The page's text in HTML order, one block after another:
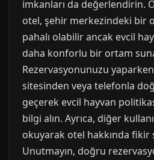
imkanları da değerlendirin.
otel, şehir merkezindeki bir
pahalı olabilir ancak evcil
daha konforlu bir ortam
Rezervasyonunuzu
sitesinden veya telefonla
geçerek evcil hayvan
bilgi alın. Ayrıca, diğer
okuyarak otel hakkında
Unutmayın, doğru